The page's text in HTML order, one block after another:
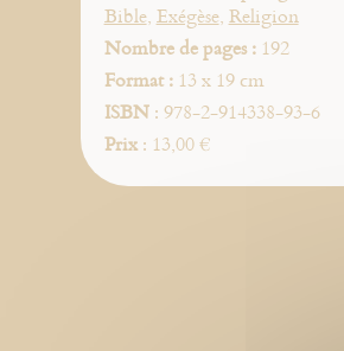
Bible, Exégèse, Religion
Nombre de pages :192
Format :13 x 19 cm
ISBN: 978-2-914338-93-6
Prix: 13,00 €